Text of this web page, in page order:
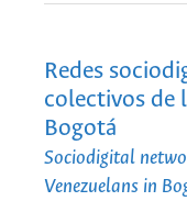
Redes
colectivos de
Bogotá
Sociodigital
Venezuelans in